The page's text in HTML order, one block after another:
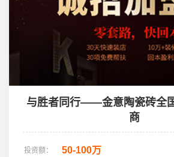
与胜者同行——金意陶瓷砖全
商
投资额： 50-100万